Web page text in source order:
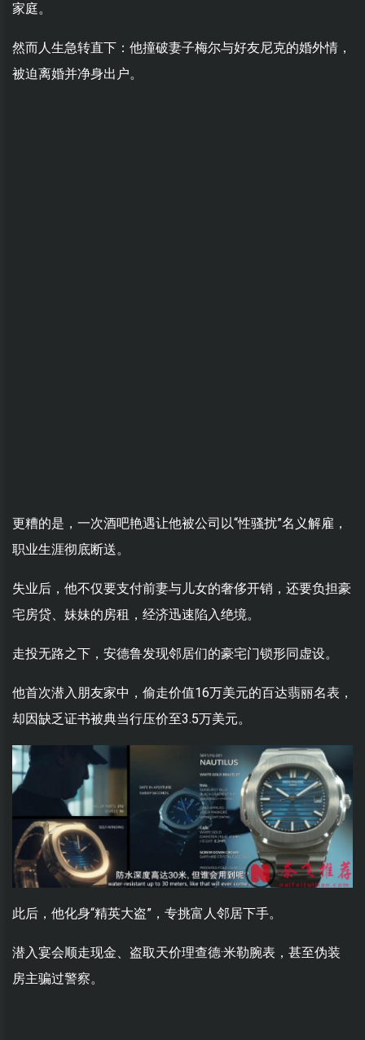
家庭。
然而人生急转直下：他撞破妻子梅尔与好友尼克的婚外情，
被迫离婚并净身出户。
更糟的是，一次酒吧艳遇让他被公司以“性骚扰”名义解雇，
职业生涯彻底断送。
失业后，他不仅要支付前妻与儿女的奢侈开销，还要负担豪
宅房贷、妹妹的房租，经济迅速陷入绝境。
走投无路之下，安德鲁发现邻居们的豪宅门锁形同虚设。
他首次潜入朋友家中，偷走价值16万美元的百达翡丽名表，
却因缺乏证书被典当行压价至3.5万美元。
此后，他化身“精英大盗”，专挑富人邻居下手。
潜入宴会顺走现金、盗取天价理查德·米勒腕表，甚至伪装
房主骗过警察。